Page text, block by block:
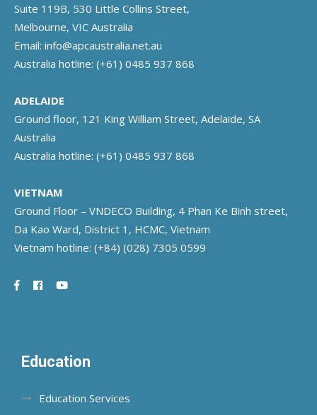
Suite 119B, 530 Little Collins Street,
Melbourne, VIC Australia
Email: info@apcaustralia.net.au
Australia hotline: (+61) 0485 937 868
ADELAIDE
Ground floor, 121 King William Street, Adelaide, SA
Australia
Australia hotline: (+61) 0485 937 868
VIETNAM
Ground Floor – VNDECO Building, 4 Phan Ke Binh street,
Da Kao Ward, District 1, HCMC, Vietnam
Vietnam hotline: (+84) (028) 7305 0599
Education
Education Services